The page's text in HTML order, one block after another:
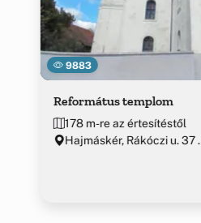
9883
Református templom
178 m-re az értesítéstől
Hajmáskér, Rákóczi u. 37 .